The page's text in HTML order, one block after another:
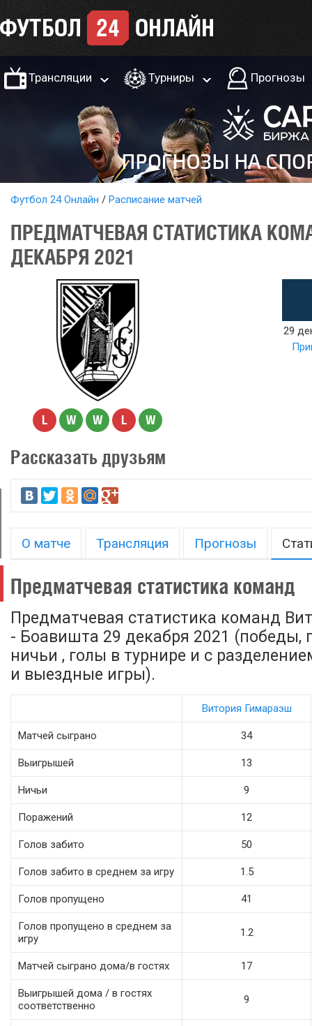
Трансляции Турниры Прогнозы
Футбол 24 Онлайн Расписание матчей
ПРЕДМАТЧЕВАЯ СТАТИСТИКА
ДЕКАБРЯ 2021
L W W L W
29
Рассказать друзьям
О матче Трансляция Прогнозы
Предматчевая статистика команд
Предматчевая статистика команд
- Боавишта 29 декабря 2021 (победы,
ничьи , голы в турнире и с
и выездные игры).
Витория Гимараэш
Матчей сыграно 34
Выигрышей 13
Ничьи 9
Поражений 12
Голов забито 50
Голов забито в среднем за игру 1.5
Голов пропущено 41
Голов пропущено в среднем за
игру
1.2
Матчей сыграно дома/в гостях 17
Выигрышей дома / в гостях
соответственно
9